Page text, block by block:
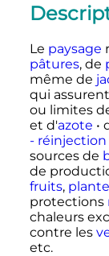
Le paysage
pâtures, de
même de
qui
ou limites
et d'azote •
- réinjection
sources de
de
fruits,
protections
chaleurs
contre les
etc.